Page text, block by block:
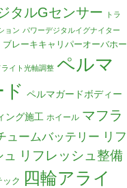
タルGセンサー
トラ
ョン パワーデジタルイグナイター
ブレーキキャリパーオーバホー
イト光軸調整 ペルマ
ド ペルマガードボディー
ング施工 ホイール マフラ
ュームバッテリー リフ
リフレッシュ整備
ック 四輪アライ